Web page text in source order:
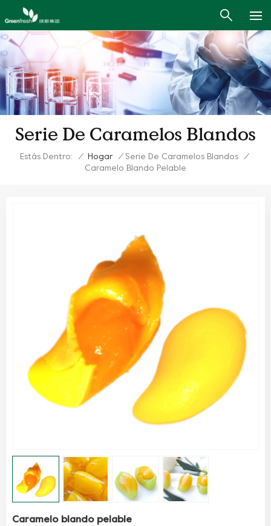
Serie De Caramelos Blandos
Estás Dentro: / Hogar / Serie De Caramelos Blandos
/
Caramelo Blando Pelable
Caramelo blando pelable